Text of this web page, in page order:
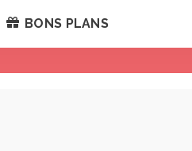
BONS PLANS